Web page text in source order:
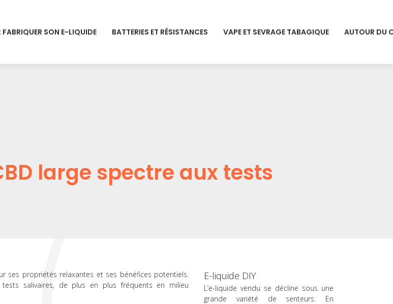
FABRIQUER SON E-LIQUIDE BATTERIES ET RÉSISTANCES VAPE ET SEVRAGE TABAGIQUE AUTOUR DU
large spectre aux tests
ses propriétés relaxantes et ses bénéfices potentiels.
salivaires, de plus en plus fréquents en milieu
E-liquide DIY
L’e-liquide vendu se décline sous une
grande variété de senteurs. En